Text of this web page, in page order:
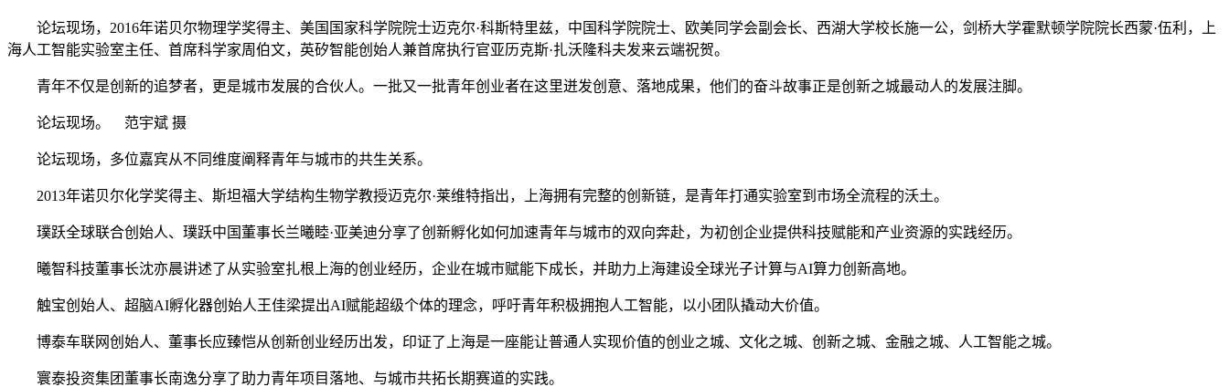
论坛现场，2016年诺贝尔物理学奖得主、美国国家科学院院士迈克尔·科斯特里兹，中国科学院院士、欧美同学会副会长、西湖大学校长施一公，剑桥大学霍默顿学院院长西蒙·伍利，上
海人工智能实验室主任、首席科学家周伯文，英矽智能创始人兼首席执行官亚历克斯·扎沃隆科夫发来云端祝贺。
青年不仅是创新的追梦者，更是城市发展的合伙人。一批又一批青年创业者在这里迸发创意、落地成果，他们的奋斗故事正是创新之城最动人的发展注脚。
论坛现场。 范宇斌 摄
论坛现场，多位嘉宾从不同维度阐释青年与城市的共生关系。
2013年诺贝尔化学奖得主、斯坦福大学结构生物学教授迈克尔·莱维特指出，上海拥有完整的创新链，是青年打通实验室到市场全流程的沃土。
璞跃全球联合创始人、璞跃中国董事长兰曦睦·亚美迪分享了创新孵化如何加速青年与城市的双向奔赴，为初创企业提供科技赋能和产业资源的实践经历。
曦智科技董事长沈亦晨讲述了从实验室扎根上海的创业经历，企业在城市赋能下成长，并助力上海建设全球光子计算与AI算力创新高地。
触宝创始人、超脑AI孵化器创始人王佳梁提出AI赋能超级个体的理念，呼吁青年积极拥抱人工智能，以小团队撬动大价值。
博泰车联网创始人、董事长应臻恺从创新创业经历出发，印证了上海是一座能让普通人实现价值的创业之城、文化之城、创新之城、金融之城、人工智能之城。
寰泰投资集团董事长南逸分享了助力青年项目落地、与城市共拓长期赛道的实践。